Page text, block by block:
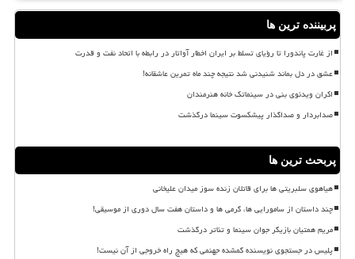
پربیننده ترین ها
از غارت پاندورا تا رؤیای تسلط بر ایران اخطار آواتار در رابطه با اتحاد نفت و قدرت
عشق در دل بماند شنیدنی شد نتیجه چند ماه تمرین عاشقانه!
اکران ویدئوی بنی در سینماتک خانه هنرمندان
صدابردار و صداگذار پیشکسوت سینما درگذشت
پربحث ترین ها
هیاهوی سلبریتی ها برای قاتلان زنده سوز میدان علیخانی
چند داستان از سامورایی ها، گرمی ها و داستان هفت سال دوری از موسیقی!
مریم همتیان بازیگر جوان سینما و تئاتر درگذشت
پلیس در جستجوی نویسنده گمشده جهنمی که هیچ راه خروجی از آن نیست!